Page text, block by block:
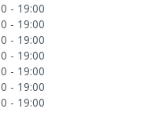
- 19:00
- 19:00
- 19:00
- 19:00
- 19:00
- 19:00
- 19:00